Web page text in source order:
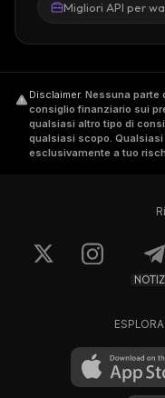
Migliori API per
Disclaimer. Nessuna parte
consiglio finanziario sui
qualsiasi altro tipo di
qualsiasi scopo.
esclusivamente a tuo